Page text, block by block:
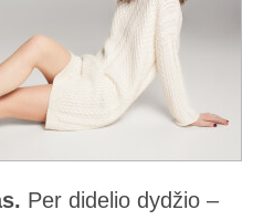
Per didelio dydžio –